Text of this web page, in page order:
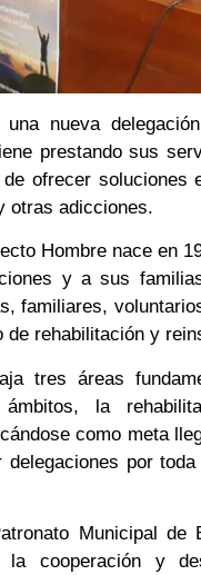
una nueva
prestando sus
ofrecer soluciones
otras adicciones.
Hombre nace en
y a sus
familiares,
de rehabilitación y
tres áreas
la
como meta
por
Municipal
cooperación y